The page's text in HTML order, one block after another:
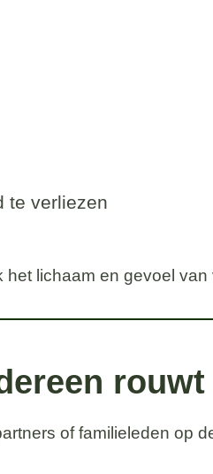
te verliezen
lichaam en gevoel van
of familieleden op